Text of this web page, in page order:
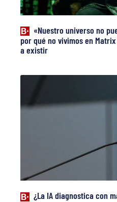
«Nuestro universo no
por qué no vivimos en
a existir
¿La IA diagnostica con